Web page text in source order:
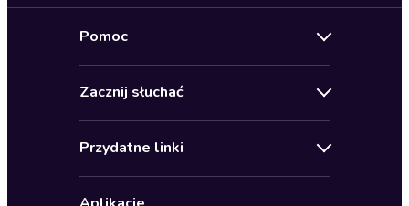
Biznes, marketing, ekonomia
Pomoc
Pomoc
Ustawienia prywatności
Zacznij słuchać
Karnety
Przydatne linki